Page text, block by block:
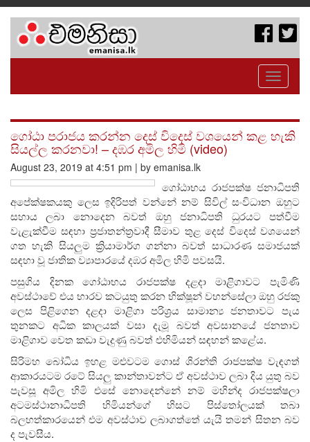
Toggle
ගෝඨා පරාජය කරන්න දෙස් විදෙස් වශයෙන් කළ හැකි
සියල්ල කරනවා! – දඹර අමිල හිමි (video)
August 23, 2019 at 4:51 pm | by emanisa.lk
ගෝඨාභය රාජපක්ෂ ජනාධිපති
අපේක්ෂකයකු ලෙස ඉදිරිපත් වන්නේ නම් සිවිල් සංවිධාන ඔහුට
සහාය ලබා නොදෙන බවත් ඔහු ජනාධිපති ධුරයට පත්වීම
වැළැක්වීම සඳහා ප්‍රජාතන්ත්‍රවාදී සීමාව තුළ දෙස් විදෙස් වශයෙන්
ගත හැකි සියලුම ක්‍රියාමාර්ග ගන්නා බවත් සාධාරණ සමාජයක්
සඳහා වූ ජාතික ව්‍යාපාරයේ දඹර අමිල හිමි පවසයි.
පසුගිය දිනක ගෝඨාභය රාජපක්ෂ දළදා මාළිගාවට පැමිණි
අවස්ථාවේ එය භාරව කටයුතු කරන භික්ෂූන් වහන්සේලා ඔහු රජකු
ලෙස පිළිගෙන දළදා මාළිගා පරිශ්‍රය සාමාන්‍ය ජනතාවට පැය
තුනකට අධික කාලයක් වසා දැමූ බවත් අවසානයේ ජනතාව
මාළිගාව වෙත කඩා වැදුණු බවත් එහිමියන් සඳහන් කළේය.
සිරිමහ බෝධිය ඉහළ මළුවටම ගොස් ශිරන්ති රාජපක්ෂ වැඳගත්
ආකාරයටම රටේ සියලු කාන්තාවන්ට ඒ අවස්ථාව ලබා දිය යුතු බව
පැවසූ අමිල හිමි එසේ නොදෙන්නේ නම් මහින්ද රාජපක්ෂලා
අටමස්ථානාධිපති හිමියන්ගේ හිසට පිස්තෝලයක් තබා
බලහත්කාරයෙන් එම අවස්ථාව ලබාගත්තේ යැයි තමන් සිතන බව
ද පැවසීය.